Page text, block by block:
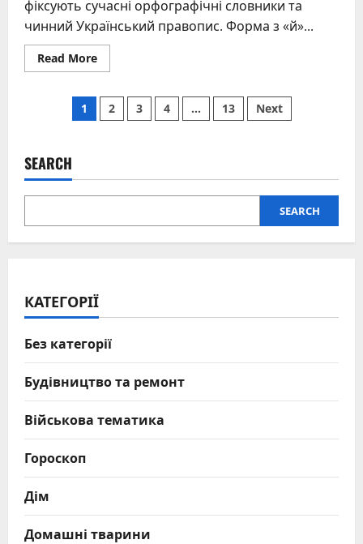
фіксують сучасні орфографічні словники та
чинний Український правопис. Форма з «й»...
Read MoreRead
more
чи
вийняток:
як
Posts
1 2 3 4 … 13 Next
SEARCH
SEARCH
КАТЕГОРІЇ
Без категорії
Будівництво та ремонт
Військова тематика
Гороскоп
Дім
Домашні тварини